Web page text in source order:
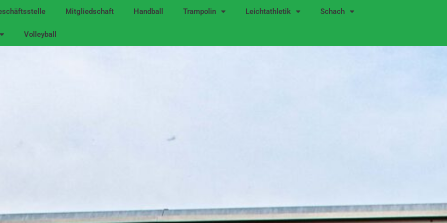
Mitgliedschaft Handball Trampolin Leichtathletik Schach
Volleyball